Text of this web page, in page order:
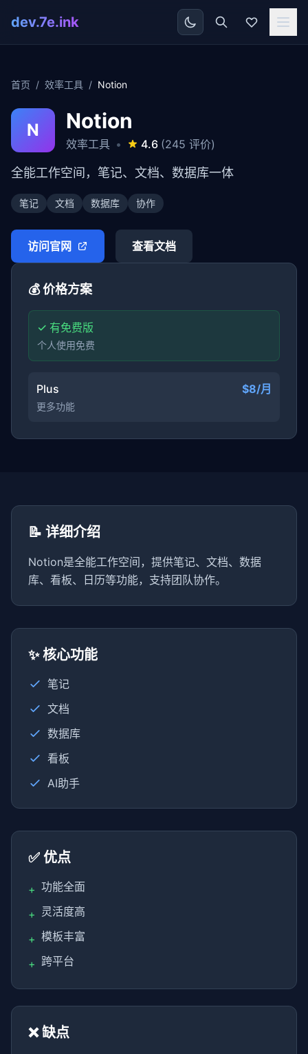
dev.7e.ink
首页 / 效率工具 / Notion
N Notion
效率工具 • 4.6 (245 评价)
全能工作空间，笔记、文档、数据库一体
笔记 文档 数据库 协作
访问官网 查看文档
💰 价格方案
✓ 有免费版
个人使用免费
Plus $8/月
更多功能
📝 详细介绍
Notion是全能工作空间，提供笔记、文档、数据
库、看板、日历等功能，支持团队协作。
✨ 核心功能
笔记
文档
数据库
看板
AI助手
✅ 优点
+ 功能全面
+ 灵活度高
+ 模板丰富
+ 跨平台
❌ 缺点